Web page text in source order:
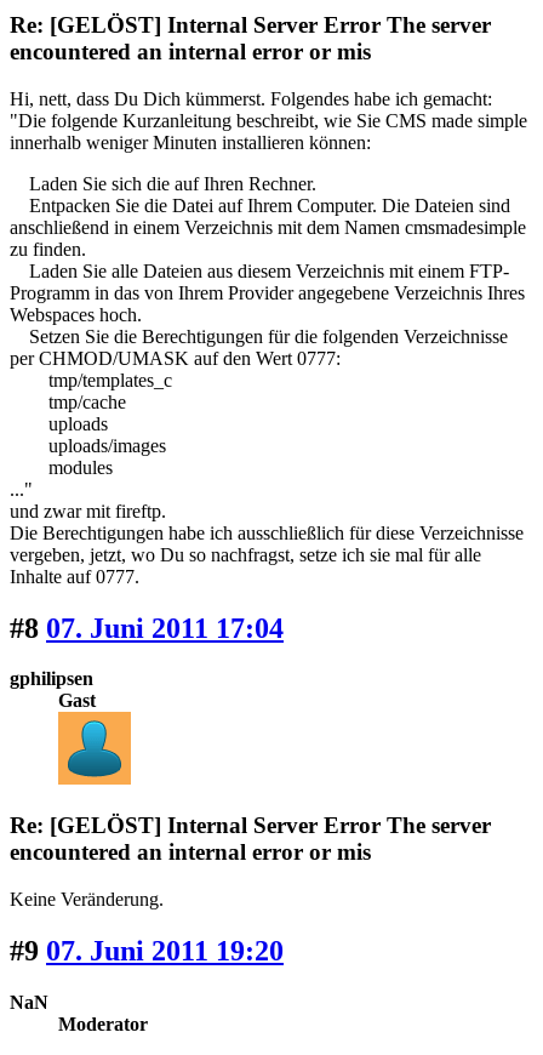
Re: [GELÖST] Internal Server Error The server
encountered an internal error or mis
Hi, nett, dass Du Dich kümmerst. Folgendes habe ich gemacht:
"Die folgende Kurzanleitung beschreibt, wie Sie CMS made simple
innerhalb weniger Minuten installieren können:
Laden Sie sich die auf Ihren Rechner.
Entpacken Sie die Datei auf Ihrem Computer. Die Dateien sind
anschließend in einem Verzeichnis mit dem Namen cmsmadesimple
zu finden.
Laden Sie alle Dateien aus diesem Verzeichnis mit einem FTP-
Programm in das von Ihrem Provider angegebene Verzeichnis Ihres
Webspaces hoch.
Setzen Sie die Berechtigungen für die folgenden Verzeichnisse
per CHMOD/UMASK auf den Wert 0777:
tmp/templates_c
tmp/cache
uploads
uploads/images
modules
..."
und zwar mit fireftp.
Die Berechtigungen habe ich ausschließlich für diese Verzeichnisse
vergeben, jetzt, wo Du so nachfragst, setze ich sie mal für alle
Inhalte auf 0777.
#8 07. Juni 2011 17:04
gphilipsen
Gast
Re: [GELÖST] Internal Server Error The server
encountered an internal error or mis
Keine Veränderung.
#9 07. Juni 2011 19:20
NaN
Moderator